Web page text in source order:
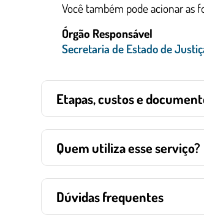
Você também pode acionar as
Órgão Responsável
Secretaria de Estado de
Etapas, custos e
Quem utiliza esse serviço?
Dúvidas frequentes